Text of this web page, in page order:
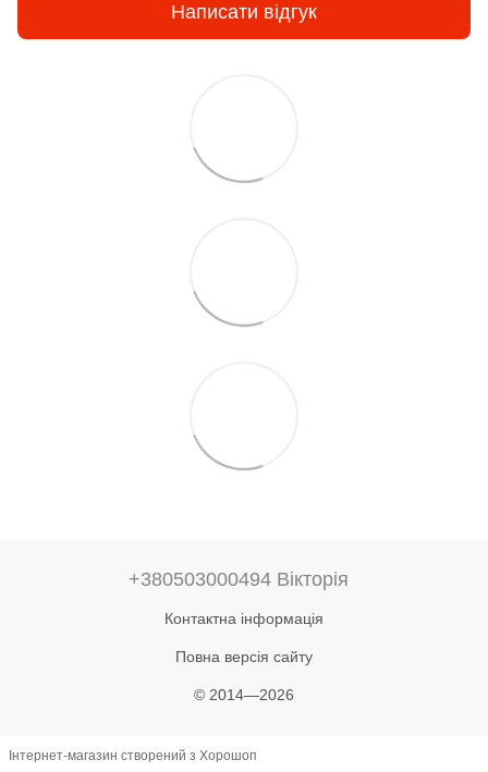
Написати відгук
+380503000494 Вікторія
Контактна інформація
Повна версія сайту
© 2014—2026
Інтернет-магазин створений з Хорошоп